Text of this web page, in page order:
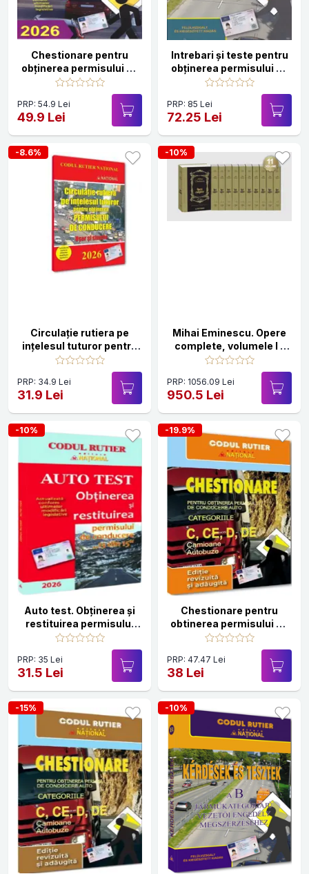
Chestionare pentru
obținerea permisului de
conducere auto.
Categoria B - 2026
PRP: 54.9 Lei
49.9 Lei
Intrebari și teste pentru
obținerea permisului de
conducere auto,
categoria B. Limba
Maghiara 2026
PRP: 85 Lei
72.25 Lei
-8.6%
Circulație rutiera pe
ințelesul tuturor pentru
obținerea permisului de
conducere. Ușor și
simplu - 2026
PRP: 34.9 Lei
31.9 Lei
-10%
Mihai Eminescu. Opere
complete, volumele I -
XI
PRP: 1056.09 Lei
950.5 Lei
-10%
Auto test. Obținerea și
restituirea permisului
de conducere „13 din
PRP: 35 Lei
31.5 Lei
-19.9%
Chestionare pentru
obtinerea permisului de
conducere. Categoriile
C, CE, D, DE. Camioane,
Autobuze 2025
PRP: 47.47 Lei
38 Lei
-15% -10%